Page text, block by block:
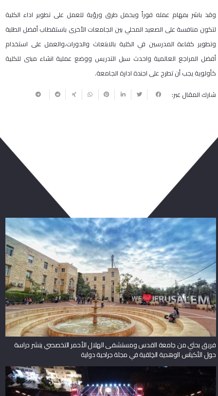
وقد باشر بمهام عمله فوراً ويحمل طرق ورؤية للعمل على تطوير اداء الكلية
لتكون منافسة على الصعيد المحلي بين الجامعات الأخرى باستقطاب أفضل الطلبة
وتطوير كفاءة المدرسين في الكلية بالابتعاث والدورات،والعمل على استخدام
أفضل المراجع العالمية واحدث سبل التدريس ووضع عملية انشاء مبنى للكلية
كأولوية يجب أن تطرح على اجندة ادارة الجامعة.
شارك المقال عبر:
فريق بحثي من جامعة القدس ومستشفى الهلال الأحمر التخصصي ينشر دراسة
حول الأكياس الوهدية الخِلقية في مجلة جراحية دولية